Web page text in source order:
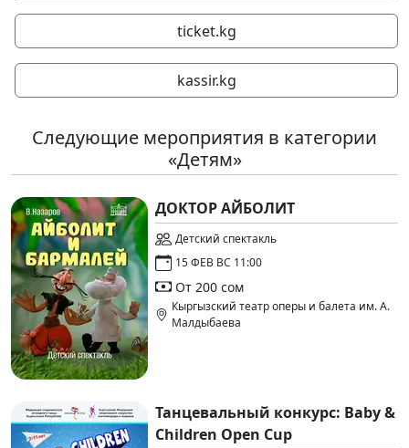
ticket.kg
kassir.kg
Следующие мероприятия в категории
«Детям»
ДОКТОР АЙБОЛИТ
Детский спектакль
15 ФЕВ ВС 11:00
От 200 сом
Кыргызский театр оперы и балета им. А.
Малдыбаева
Танцевальный конкурс: Baby &
Children Open Cup